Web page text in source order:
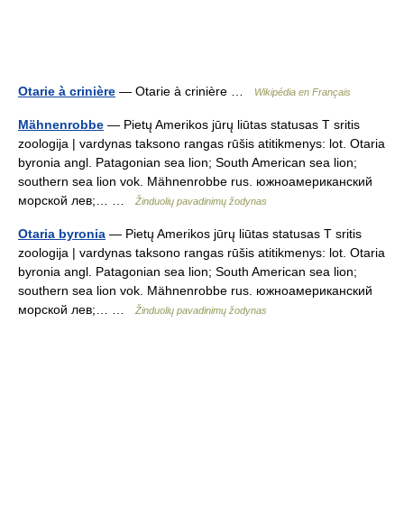
Otarie à crinière — Otarie à crinière … Wikipédia en Français
Mähnenrobbe — Pietų Amerikos jūrų liūtas statusas T sritis
zoologija | vardynas taksono rangas rūšis atitikmenys: lot. Otaria
byronia angl. Patagonian sea lion; South American sea lion;
southern sea lion vok. Mähnenrobbe rus. южноамериканский
морской лев;… …
Žinduolių pavadinimų žodynas
Otaria byronia — Pietų Amerikos jūrų liūtas statusas T sritis
zoologija | vardynas taksono rangas rūšis atitikmenys: lot. Otaria
byronia angl. Patagonian sea lion; South American sea lion;
southern sea lion vok. Mähnenrobbe rus. южноамериканский
морской лев;… …
Žinduolių pavadinimų žodynas